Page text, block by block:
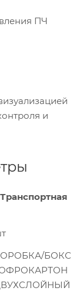
ПЧ
и
Транспортная
БОКС